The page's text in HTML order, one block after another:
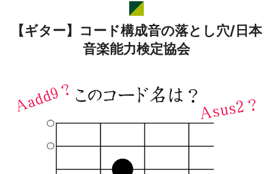
【ギター】コード構成音の落とし穴/日本
音楽能力検定協会